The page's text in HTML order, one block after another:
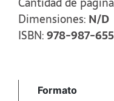
proyectos
investigación
Dimensiones: N/D
ISBN:978-987-
Formato